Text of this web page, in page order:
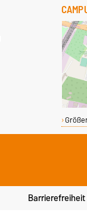
Barrierefreiheit